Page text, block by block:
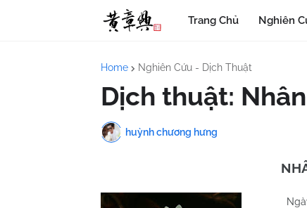
Trang Chủ Nghiên
Home Nghiên Cứu - Dịch Thuật
Dịch thuật:
huỳnh chương hưng